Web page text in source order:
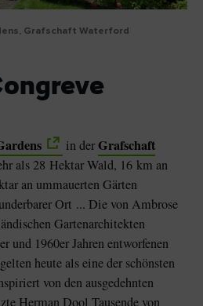
Grafschaft Waterford
in derGrafschaft
als 28 Hektar Wald, 16 km an
an ummauerten Gärten
Ort ... Die von Ambrose
Gartenarchitekten
und 1960er Jahren entworfenen
heute als eine der schönsten
von den ausgedehnten
Herman Dool Tausende von